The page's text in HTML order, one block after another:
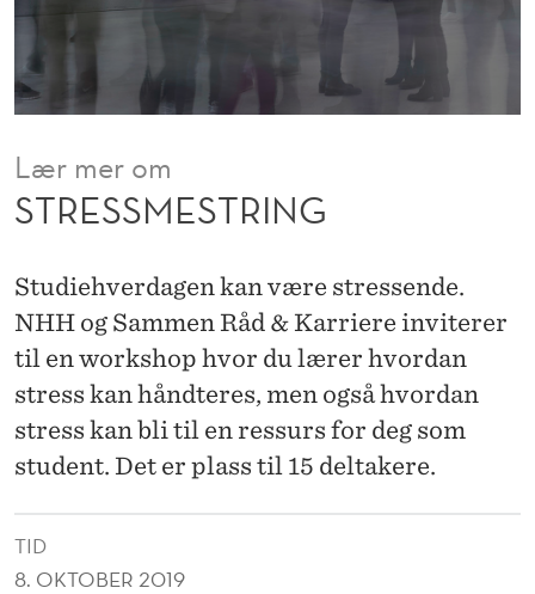
N
Lær mer om
STRESSMESTRING
Studiehverdagen kan være stressende.
NHH og Sammen Råd & Karriere inviterer
til en workshop hvor du lærer hvordan
stress kan håndteres, men også hvordan
stress kan bli til en ressurs for deg som
student. Det er plass til 15 deltakere.
TID
8. OKTOBER 2019